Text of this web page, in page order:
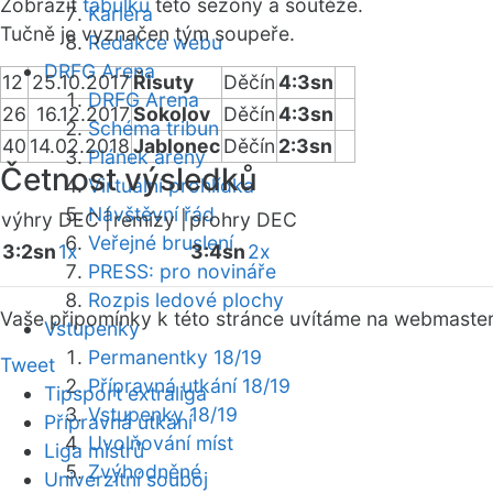
Kariéra
Redakce webu
DRFG Arena
DRFG Arena
Schéma tribun
Plánek areny
Virtuální prohlídka
Návštěvní řád
Veřejné bruslení
PRESS: pro novináře
Rozpis ledové plochy
Vstupenky
Permanentky 18/19
Přípravná utkání 18/19
Vstupenky 18/19
Uvolňování míst
Zvýhodněné
Zobrazit tabulku této sezóny a soutěže.
Tučně je vyznačen tým soupeře.
12 25.10.2017Řisuty Děčín4:3sn
26 16.12.2017Sokolov Děčín4:3sn
40 14.02.2018JablonecDěčín 2:3sn
Četnost výsledků
výhry DEC |remízy |prohry DEC
3:2sn1x 3:4sn2x
Vaše připomínky k této stránce uvítáme na webmaster
Tweet
Tipsport extraliga
Přípravná utkání
Liga mistrů
Univerzitní souboj